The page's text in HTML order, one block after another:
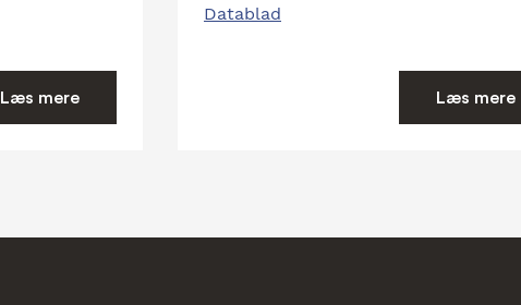
Læs mere
Datablad
Læs mere